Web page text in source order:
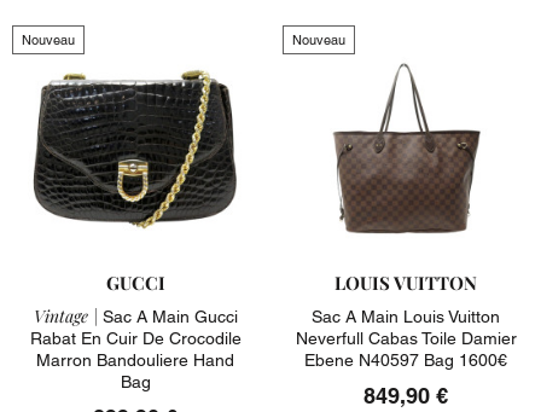
Nouveau
GUCCI
Vintage | Sac A Main Gucci
Rabat En Cuir De Crocodile
Marron Bandouliere Hand
Bag
Nouveau
LOUIS VUITTON
Sac A Main Louis Vuitton
Neverfull Cabas Toile Damier
Ebene N40597 Bag 1600€
849,90 €